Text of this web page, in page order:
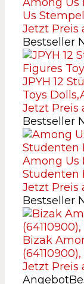
Us
Jetzt Preis
Bestseller
JPYH 12
Toys
Jetzt Preis
Bestseller
Among Us
Studenten
Jetzt Preis
Bestseller
Bizak
Jetzt Preis
Angebot